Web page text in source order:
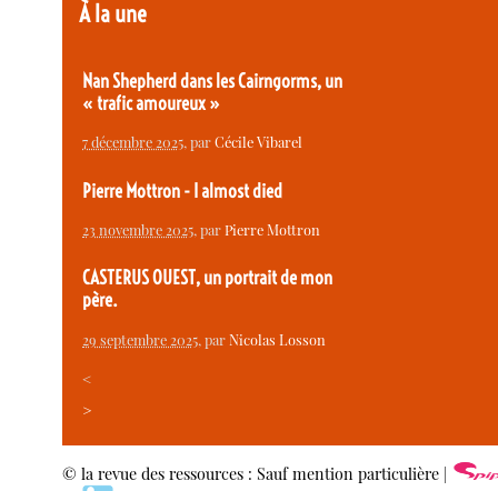
À la une
Nan Shepherd dans les Cairngorms, un
« trafic amoureux »
7 décembre 2025, parCécile Vibarel
Pierre Mottron - I almost died
23 novembre 2025, parPierre Mottron
CASTERUS OUEST, un portrait de mon
père.
29 septembre 2025, parNicolas Losson
<
>
© la revue des ressources : Sauf mention particulière |